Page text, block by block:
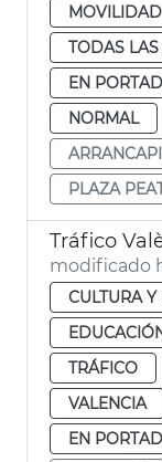
MOVILIDAD
TODAS
EN
NORMAL
PLAZA
modificado
CULTURA
TRÁFICO
VALENCIA
EN